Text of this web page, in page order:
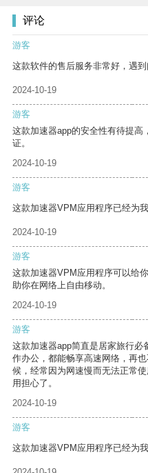
评论
游客
这款软件的售后服务非常好，遇到
2024-10-19
游客
这款加速器app的安全性有待提
证。
2024-10-19
游客
这款加速器VPM应用程序已经为
2024-10-19
游客
这款加速器VPM应用程序可以给
助你在网络上自由移动。
2024-10-19
游客
这款加速器app简直是居家旅行
作办公，都能畅享高速网络，再
候，经常因为网速慢而无法正常
用担心了。
2024-10-19
游客
这款加速器VPM应用程序已经为